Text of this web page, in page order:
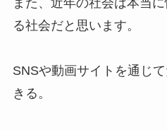
また、近年の社会は本当
る社会だと思います。
SNSや動画サイトを通じ
きる。